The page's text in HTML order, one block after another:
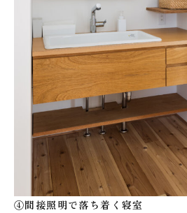
④間接照明で落ち着く寝室